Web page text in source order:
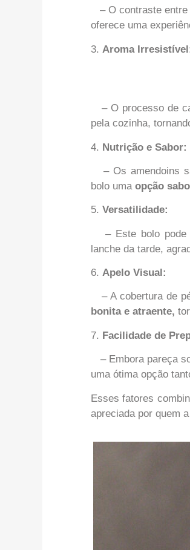
– O contraste
oferece uma
3. Aroma
– O processo de
pela cozinha,
4. Nutrição e Sabor:
– Os amendoins
bolo uma opção
5. Versatilidade:
– Este bolo pode
lanche da tarde,
6. Apelo Visual:
– A cobertura de
bonita e atraente,
7. Facilidade de
– Embora pareça
uma ótima opção
Esses fatores
apreciada por quem